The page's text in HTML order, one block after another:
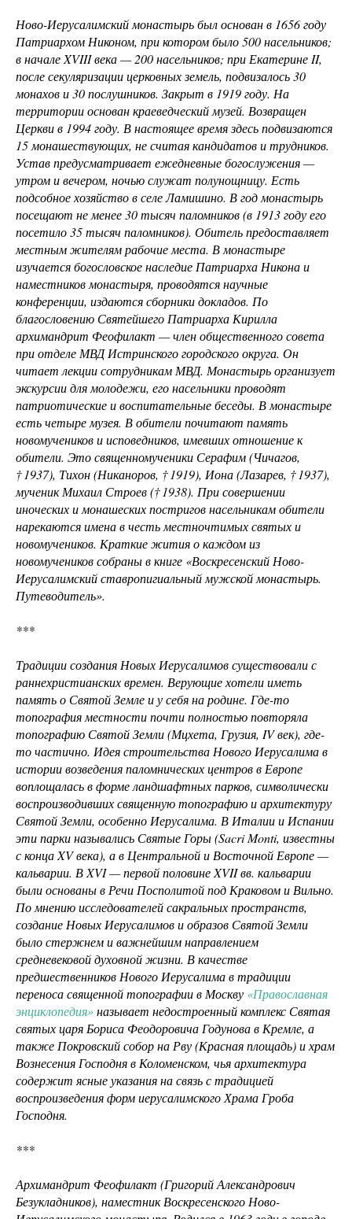
Ново-Иерусалимский монастырь был основан в 1656 году
Патриархом Никоном, при котором было 500 насельников;
в начале XVIII века — 200 насельников; при Екатерине II,
после секуляризации церковных земель, подвизалось 30
монахов и 30 послушников. Закрыт в 1919 году. На
территории основан краеведческий музей. Возвращен
Церкви в 1994 году. В настоящее время здесь подвизаются
15 монашествующих, не считая кандидатов и трудников.
Устав предусматривает ежедневные богослужения —
утром и вечером, ночью служат полунощницу. Есть
подсобное хозяйство в селе Ламишино. В год монастырь
посещают не менее 30 тысяч паломников (в 1913 году его
посетило 35 тысяч паломников). Обитель предоставляет
местным жителям рабочие места. В монастыре
изучается богословское наследие Патриарха Никона и
наместников монастыря, проводятся научные
конференции, издаются сборники докладов. По
благословению Святейшего Патриарха Кирилла
архимандрит Феофилакт — член общественного совета
при отделе МВД Истринского городского округа. Он
читает лекции сотрудникам МВД. Монастырь организует
экскурсии для молодежи, его насельники проводят
патриотические и воспитательные беседы. В монастыре
есть четыре музея. В обители почитают память
новомучеников и исповедников, имевших отношение к
обители. Это священномученики Серафим (Чичагов,
† 1937), Тихон (Никаноров, † 1919), Иона (Лазарев, † 1937),
мученик Михаил Строев († 1938). При совершении
иноческих и монашеских постригов насельникам обители
нарекаются имена в честь местночтимых святых и
новомучеников. Краткие жития о каждом из
новомучеников собраны в книге «Воскресенский Ново-
Иерусалимский ставропигиальный мужской монастырь.
Путеводитель».
***
Традиции создания Новых Иерусалимов существовали с
раннехристианских времен. Верующие хотели иметь
память о Святой Земле и у себя на родине. Где-то
топография местности почти полностью повторяла
топографию Святой Земли (Мцхета, Грузия, IV век), где-
то частично. Идея строительства Нового Иерусалима в
истории возведения паломнических центров в Европе
воплощалась в форме ландшафтных парков, символически
воспроизводивших священную топографию и архитектуру
Святой Земли, особенно Иерусалима. В Италии и Испании
эти парки назывались Святые Горы (Sacri Monti, известны
с конца XV века), а в Центральной и Восточной Европе —
кальварии. В XVI — первой половине XVII вв. кальварии
были основаны в Речи Посполитой под Краковом и Вильно.
По мнению исследователей сакральных пространств,
создание Новых Иерусалимов и образов Святой Земли
было стержнем и важнейшим направлением
средневековой духовной жизни. В качестве
предшественников Нового Иерусалима в традиции
переноса священной топографии в Москву «Православная
энциклопедия»называет недостроенный комплекс Святая
святых царя Бориса Феодоровича Годунова в Кремле, а
также Покровский собор на Рву (Красная площадь) и храм
Вознесения Господня в Коломенском, чья архитектура
содержит ясные указания на связь с традицией
воспроизведения форм иерусалимского Храма Гроба
Господня.
***
Архимандрит Феофилакт (Григорий Александрович
Безукладников), наместник Воскресенского Ново-